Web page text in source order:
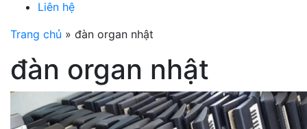
Liên hệ
Trang chủ » đàn organ nhật
đàn organ nhật